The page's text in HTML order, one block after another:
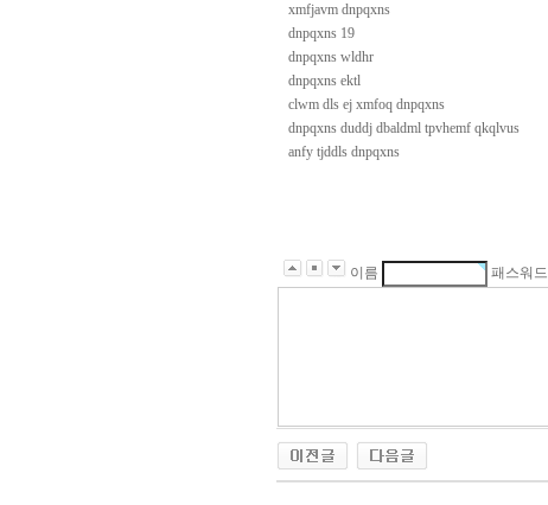
xmfjavm dnpqxns
dnpqxns 19
dnpqxns wldhr
dnpqxns ektl
clwm dls ej xmfoq dnpqxns
dnpqxns duddj dbaldml tpvhemf qkqlvus
anfy tjddls dnpqxns
이름 패스워드